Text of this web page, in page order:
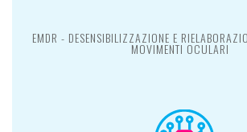
EMDR - DESENSIBILIZZAZIONE E
MOVIMENTI OCULARI